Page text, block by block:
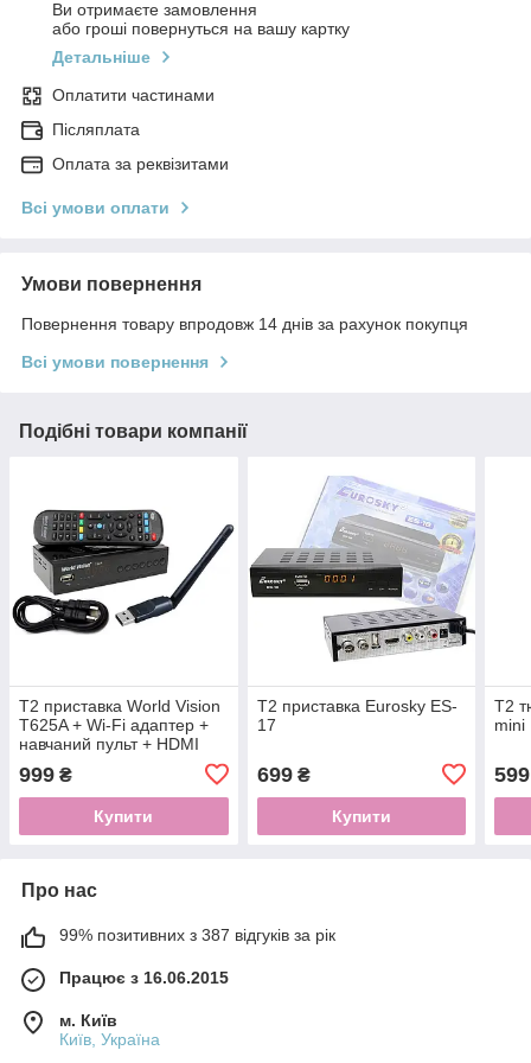
Ви отримаєте замовлення
або гроші повернуться на вашу картку
Детальніше
Оплатити частинами
Післяплата
Оплата за реквізитами
Всі умови оплати
Умови повернення
Повернення товару впродовж 14 днів за рахунок покупця
Всі умови повернення
Подібні товари компанії
Т2 приставка World Vision
T625A + Wi-Fi адаптер +
навчаний пульт + HDMI
999 ₴
Купити
Т2 приставка Eurosky ES-
17
699₴
Купити
Т2
mini
599
Про нас
99% позитивних з 387 відгуків за рік
Працює з 16.06.2015
м. Київ
Київ, Україна